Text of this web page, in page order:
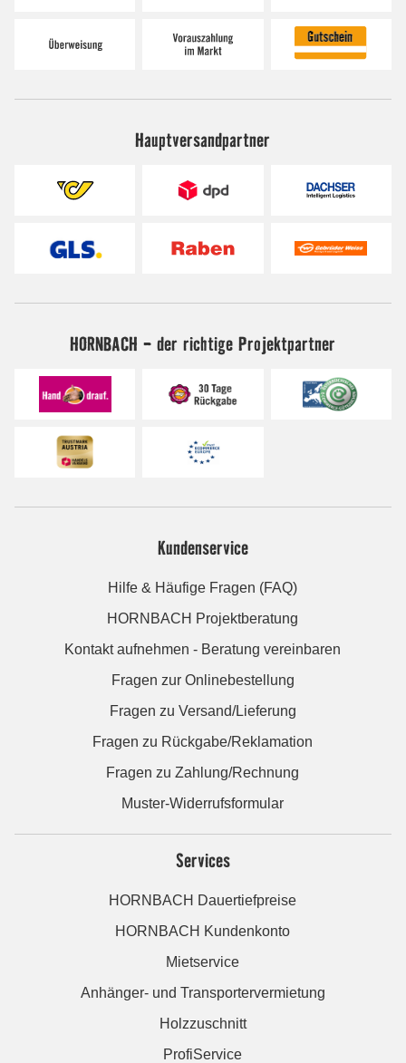
Hauptversandpartner
HORNBACH - der richtige Projektpartner
Kundenservice
Hilfe & Häufige Fragen (FAQ)
HORNBACH Projektberatung
Kontakt aufnehmen - Beratung vereinbaren
Fragen zur Onlinebestellung
Fragen zu Versand/Lieferung
Fragen zu Rückgabe/Reklamation
Fragen zu Zahlung/Rechnung
Muster-Widerrufsformular
Services
HORNBACH Dauertiefpreise
HORNBACH Kundenkonto
Mietservice
Anhänger- und Transportervermietung
Holzzuschnitt
ProfiService